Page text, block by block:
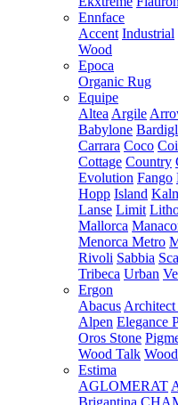
Ennface
Accent Industrial
Wood
Epoca
Organic Rug
Equipe
Altea Argile
Babylone
Carrara Coco
Cottage Country
Evolution Fango
Hopp Island
Lanse Limit
Mallorca
Menorca Metro
Rivoli Sabbia
Tribeca Urban
Ergon
Abacus Architect
Alpen Elegance
Oros Stone
Wood Talk
Estima
AGLOMERAT